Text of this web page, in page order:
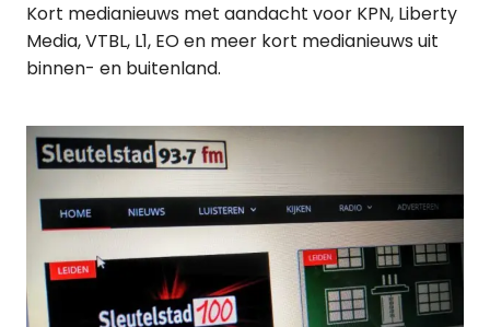
Kort medianieuws met aandacht voor KPN, Liberty
Media, VTBL, L1, EO en meer kort medianieuws uit
binnen- en buitenland.